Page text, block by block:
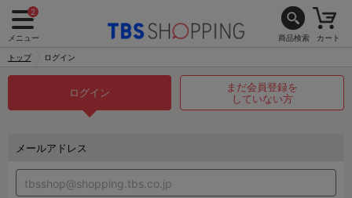
2
メニュー 商品検索 カート
トップ ログイン
ログイン
まだ会員登録を
していない方
メールアドレス